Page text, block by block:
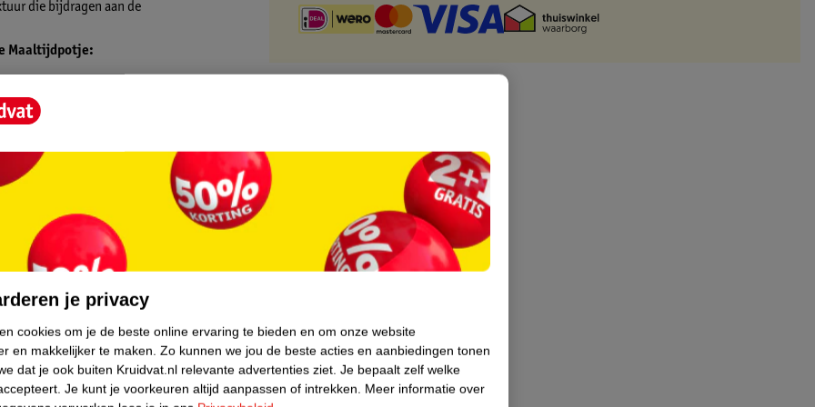
die bijdragen aan de
Maaltijdpotje:
zout
Roer de inhoud en doe de gewenste
uur. Verwarm in de magnetron circa 30
de temperatuur. Restjes niet
gemaakt met pure en
met hun boeren zetten ze zich in voor een
verantwoord omgaan met
je privacy
cookies om je de beste online ervaring te bieden en om onze website
en makkelijker te maken. Zo kunnen we jou de beste acties en aanbiedingen tonen
dat je ook buiten Kruidvat.nl relevante advertenties ziet. Je bepaalt zelf welke
Je kunt je voorkeuren altijd aanpassen of intrekken. Meer informatie over